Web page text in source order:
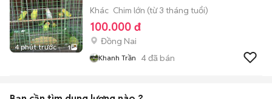
4 phút trước 1
Khác Chim lớn (từ 3 tháng tuổi)
100.000 đ
Đồng Nai
Khanh Trần 4đã bán